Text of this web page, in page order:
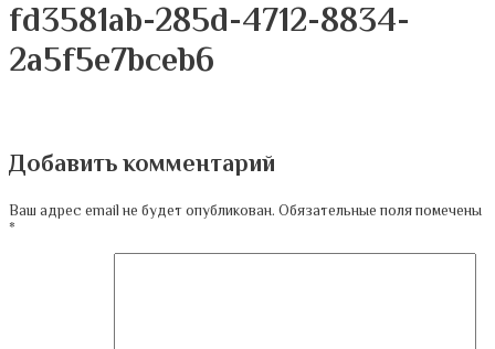
fd3581ab-285d-4712-8834-
2a5f5e7bceb6
Добавить комментарий
Ваш адрес email не будет опубликован. Обязательные поля помечены
*